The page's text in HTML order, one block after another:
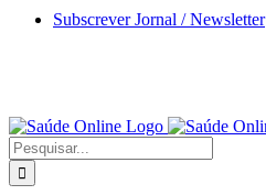
Skip
Subscrever Jornal / Newsletter
Pesquisar